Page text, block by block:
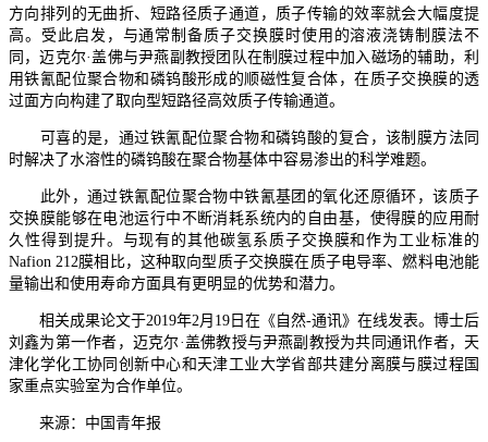
方向排列的无曲折、短路径质子通道，质子传输的效率就会大幅度提
高。受此启发，与通常制备质子交换膜时使用的溶液浇铸制膜法不
同，迈克尔·盖佛与尹燕副教授团队在制膜过程中加入磁场的辅助，利
用铁氰配位聚合物和磷钨酸形成的顺磁性复合体，在质子交换膜的透
过面方向构建了取向型短路径高效质子传输通道。
可喜的是，通过铁氰配位聚合物和磷钨酸的复合，该制膜方法同
时解决了水溶性的磷钨酸在聚合物基体中容易渗出的科学难题。
此外，通过铁氰配位聚合物中铁氰基团的氧化还原循环，该质子
交换膜能够在电池运行中不断消耗系统内的自由基，使得膜的应用耐
久性得到提升。与现有的其他碳氢系质子交换膜和作为工业标准的
Nafion 212膜相比，这种取向型质子交换膜在质子电导率、燃料电池能
量输出和使用寿命方面具有更明显的优势和潜力。
相关成果论文于2019年2月19日在《自然-通讯》在线发表。博士后
刘鑫为第一作者，迈克尔·盖佛教授与尹燕副教授为共同通讯作者，天
津化学化工协同创新中心和天津工业大学省部共建分离膜与膜过程国
家重点实验室为合作单位。
来源：中国青年报